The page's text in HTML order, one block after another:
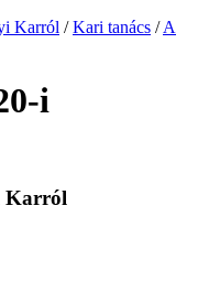
Karról / Kari tanács / A
i
Karról